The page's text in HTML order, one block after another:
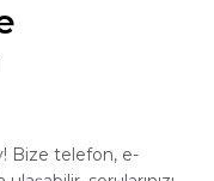
Bize telefon, e-